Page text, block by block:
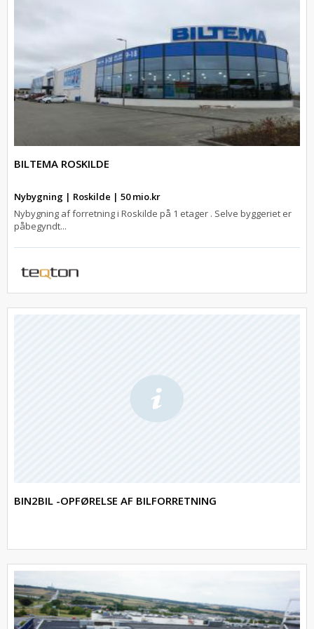
BILTEMA ROSKILDE
Nybygning | Roskilde | 50 mio.kr
Nybygning af forretning i Roskilde på 1 etager . Selve byggeriet er
påbegyndt...
BIN2BIL -OPFØRELSE AF BILFORRETNING